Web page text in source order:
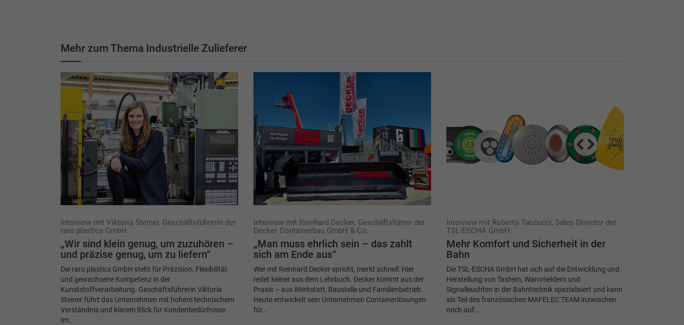
Mehr zum Thema Industrielle Zulieferer
Interview mit Viktoria Steiner, Geschäftsführerin der
raro plastics GmbH
„Wir sind klein genug, um zuzuhören –
und präzise genug, um zu liefern“
Die raro plastics GmbH steht für Präzision, Flexibilität
und gewachsene Kompetenz in der
Kunststoffverarbeitung. Geschäftsführerin Viktoria
Steiner führt das Unternehmen mit hohem technischem
Verständnis und klarem Blick für Kundenbedürfnisse.
Im…
Interview mit Reinhard Decker, Geschäftsführer der
Decker Containerbau GmbH & Co.
„Man muss ehrlich sein – das zahlt
sich am Ende aus“
Wer mit Reinhard Decker spricht, merkt schnell: Hier
redet keiner aus dem Lehrbuch. Decker kommt aus der
Praxis – aus Werkstatt, Baustelle und Familienbetrieb.
Heute entwickelt sein Unternehmen Containerlösungen
für…
Interview mit Roberto Taccucci, Sales Director der
TSL-ESCHA GmbH
Mehr Komfort und Sicherheit in der
Bahn
Die TSL-ESCHA GmbH hat sich auf die Entwicklung und
Herstellung von Tastern, Warnmeldern und
Signalleuchten in der Bahntechnik spezialisiert und kann
als Teil des französischen MAFELEC TEAM inzwischen
noch auf…